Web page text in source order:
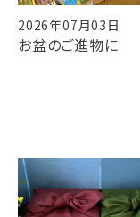
2026年07月03日
お盆のご進物に